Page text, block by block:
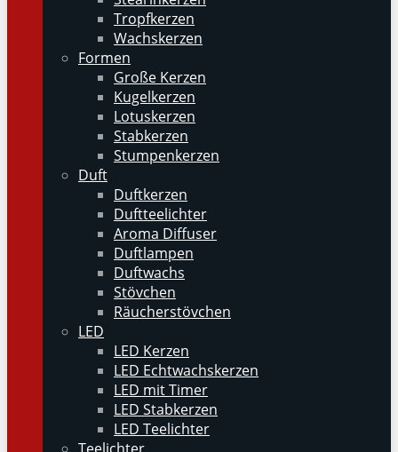
Tropfkerzen
Wachskerzen
Formen
Große Kerzen
Kugelkerzen
Lotuskerzen
Stabkerzen
Stumpenkerzen
Duft
Duftkerzen
Duftteelichter
Aroma Diffuser
Duftlampen
Duftwachs
Stövchen
Räucherstövchen
LED
LED Kerzen
LED Echtwachskerzen
LED mit Timer
LED Stabkerzen
LED Teelichter